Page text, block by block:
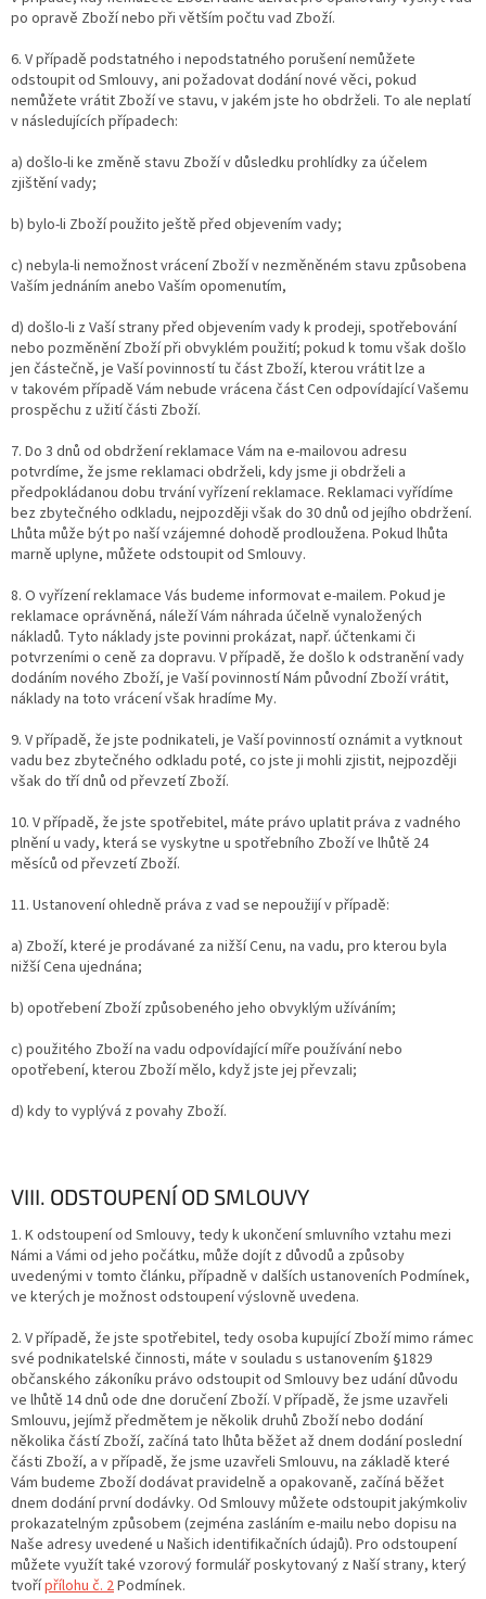
po opravě Zboží nebo při větším počtu vad Zboží.
6. V případě podstatného i nepodstatného porušení nemůžete
odstoupit od Smlouvy, ani požadovat dodání nové věci, pokud
nemůžete vrátit Zboží ve stavu, v jakém jste ho obdrželi. To ale neplatí
v následujících případech:
a) došlo-li ke změně stavu Zboží v důsledku prohlídky za účelem
zjištění vady;
b) bylo-li Zboží použito ještě před objevením vady;
c) nebyla-li nemožnost vrácení Zboží v nezměněném stavu způsobena
Vaším jednáním anebo Vaším opomenutím,
d) došlo-li z Vaší strany před objevením vady k prodeji, spotřebování
nebo pozměnění Zboží při obvyklém použití; pokud k tomu však došlo
jen částečně, je Vaší povinností tu část Zboží, kterou vrátit lze a
v takovém případě Vám nebude vrácena část Cen odpovídající Vašemu
prospěchu z užití části Zboží.
7. Do 3 dnů od obdržení reklamace Vám na e-mailovou adresu
potvrdíme, že jsme reklamaci obdrželi, kdy jsme ji obdrželi a
předpokládanou dobu trvání vyřízení reklamace. Reklamaci vyřídíme
bez zbytečného odkladu, nejpozději však do 30 dnů od jejího obdržení.
Lhůta může být po naší vzájemné dohodě prodloužena. Pokud lhůta
marně uplyne, můžete odstoupit od Smlouvy.
8. O vyřízení reklamace Vás budeme informovat e-mailem. Pokud je
reklamace oprávněná, náleží Vám náhrada účelně vynaložených
nákladů. Tyto náklady jste povinni prokázat, např. účtenkami či
potvrzeními o ceně za dopravu. V případě, že došlo k odstranění vady
dodáním nového Zboží, je Vaší povinností Nám původní Zboží vrátit,
náklady na toto vrácení však hradíme My.
9. V případě, že jste podnikateli, je Vaší povinností oznámit a vytknout
vadu bez zbytečného odkladu poté, co jste ji mohli zjistit, nejpozději
však do tří dnů od převzetí Zboží.
10. V případě, že jste spotřebitel, máte právo uplatit práva z vadného
plnění u vady, která se vyskytne u spotřebního Zboží ve lhůtě 24
měsíců od převzetí Zboží.
11. Ustanovení ohledně práva z vad se nepoužijí v případě:
a) Zboží, které je prodávané za nižší Cenu, na vadu, pro kterou byla
nižší Cena ujednána;
b) opotřebení Zboží způsobeného jeho obvyklým užíváním;
c) použitého Zboží na vadu odpovídající míře používání nebo
opotřebení, kterou Zboží mělo, když jste jej převzali;
d) kdy to vyplývá z povahy Zboží.
VIII. ODSTOUPENÍ OD SMLOUVY
1. K odstoupení od Smlouvy, tedy k ukončení smluvního vztahu mezi
Námi a Vámi od jeho počátku, může dojít z důvodů a způsoby
uvedenými v tomto článku, případně v dalších ustanoveních Podmínek,
ve kterých je možnost odstoupení výslovně uvedena.
2. V případě, že jste spotřebitel, tedy osoba kupující Zboží mimo rámec
své podnikatelské činnosti, máte v souladu s ustanovením §1829
občanského zákoníku právo odstoupit od Smlouvy bez udání důvodu
ve lhůtě 14 dnů ode dne doručení Zboží. V případě, že jsme uzavřeli
Smlouvu, jejímž předmětem je několik druhů Zboží nebo dodání
několika částí Zboží, začíná tato lhůta běžet až dnem dodání poslední
části Zboží, a v případě, že jsme uzavřeli Smlouvu, na základě které
Vám budeme Zboží dodávat pravidelně a opakovaně, začíná běžet
dnem dodání první dodávky. Od Smlouvy můžete odstoupit jakýmkoliv
prokazatelným způsobem (zejména zasláním e-mailu nebo dopisu na
Naše adresy uvedené u Našich identifikačních údajů). Pro odstoupení
můžete využít také vzorový formulář poskytovaný z Naší strany, který
tvořípřílohu č. 2Podmínek.